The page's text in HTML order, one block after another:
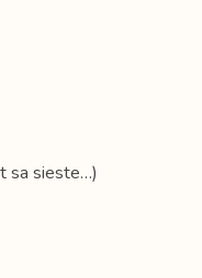
sa sieste…)